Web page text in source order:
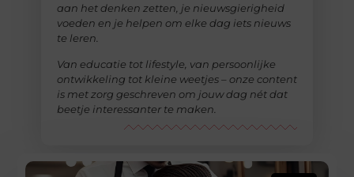
aan het denken zetten, je nieuwsgierigheid
voeden en je helpen om elke dag iets nieuws
te leren.
Van educatie tot lifestyle, van persoonlijke
ontwikkeling tot kleine weetjes – onze content
is met zorg geschreven om jouw dag nét dat
beetje interessanter te maken.